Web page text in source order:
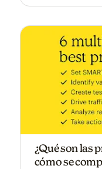
¿Qué son las
cómo se